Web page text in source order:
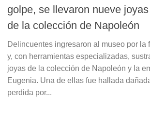
golpe, se llevaron nueve
de la colección de Napoleón
Delincuentes ingresaron al museo por la
y, con herramientas especializadas,
joyas de la colección de Napoleón y la
Eugenia. Una de ellas fue hallada
perdida por...